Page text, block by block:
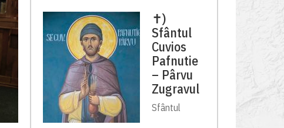
✝)
Sfântul
Cuvios
Pafnutie
– Pârvu
Zugravul
Sfântul